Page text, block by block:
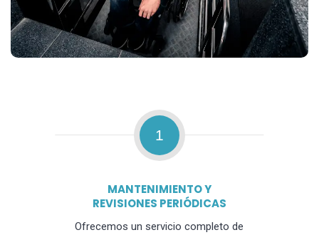
1
MANTENIMIENTO Y
REVISIONES PERIÓDICAS
Ofrecemos un servicio completo de